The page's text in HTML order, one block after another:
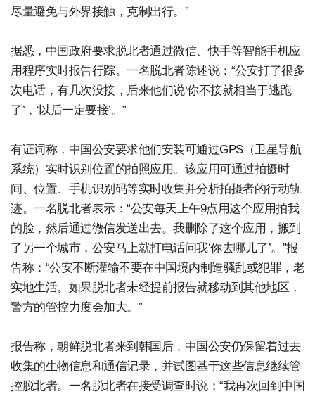
尽量避免与外界接触，克制出行。”
据悉，中国政府要求脱北者通过微信、快手等智能手机应
用程序实时报告行踪。一名脱北者陈述说：“公安打了很多
次电话，有几次没接，后来他们说‘你不接就相当于逃跑
了’，‘以后一定要接’。”
有证词称，中国公安要求他们安装可通过GPS（卫星导航
系统）实时识别位置的拍照应用。该应用可通过拍摄时
间、位置、手机识别码等实时收集并分析拍摄者的行动轨
迹。一名脱北者表示：“公安每天上午9点用这个应用拍我
的脸，然后通过微信发送出去。我删除了这个应用，搬到
了另一个城市，公安马上就打电话问我‘你去哪儿了’。”报
告称：“公安不断灌输不要在中国境内制造骚乱或犯罪，老
实地生活。如果脱北者未经提前报告就移动到其他地区，
警方的管控力度会加大。”
报告称，朝鲜脱北者来到韩国后，中国公安仍保留着过去
收集的生物信息和通信记录，并试图基于这些信息继续管
控脱北者。一名脱北者在接受调查时说：“我再次回到中国